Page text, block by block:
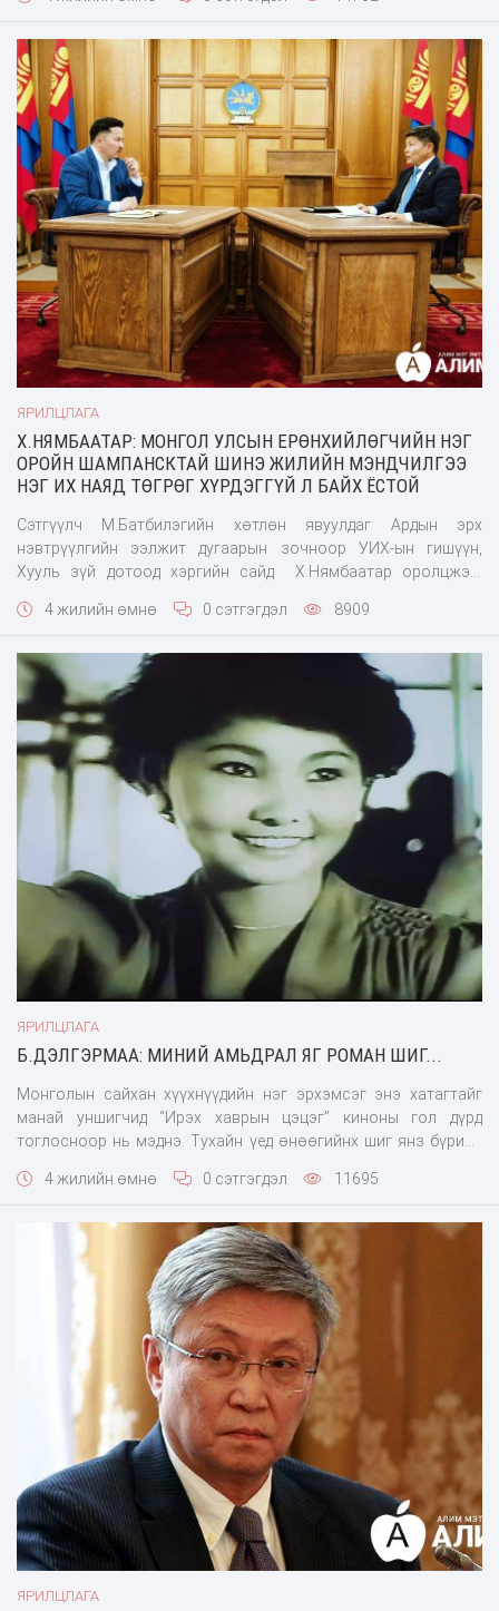
яваа. Түүний шүлгүүд яг л өөр шиг нь хээнцэрлэл,
сэрэл мэдрэмж, өндөр дээд язгуурыг түүний часхи
ЯРИЛЦЛАГА
Х.НЯМБААТАР: МОНГОЛ УЛСЫН ЕРӨНХИЙЛӨГЧИЙН НЭГ
ОРОЙН ШАМПАНСКТАЙ ШИНЭ ЖИЛИЙН МЭНДЧИЛГЭЭ
НЭГ ИХ НАЯД ТӨГРӨГ ХҮРДЭГГҮЙ Л БАЙХ ЁСТОЙ
Сэтгүүлч М.Батбилэгийн хөтлөн явуулдаг Ардын эрх
нэвтрүүлгийн ээлжит дугаарын зочноор УИХ-ын гишүүн,
Хууль зүй дотоод хэргийн сайд Х.Нямбаатар оролцжээ.
авсанд4 жилийн өмнө 0 сэтгэгдэл 8909
ЯРИЛЦЛАГА
Б.ДЭЛГЭРМАА: МИНИЙ АМЬДРАЛ ЯГ РОМАН ШИГ...
Монголын сайхан хүүхнүүдийн нэг эрхэмсэг энэ хатагтайг
манай уншигчид “Ирэх хаврын цэцэг” киноны гол дүрд
тоглосноор нь мэднэ. Тухайн үед өнөөгийнх шиг янз бүрийн
бүсгүйчүүдээ хүндэтгэн биширч, тэднийг Монгол улсын нүүр
сайхан хү
4 жилийн өмнө 0 сэтгэгдэл 11695
ЯРИЛЦЛАГА